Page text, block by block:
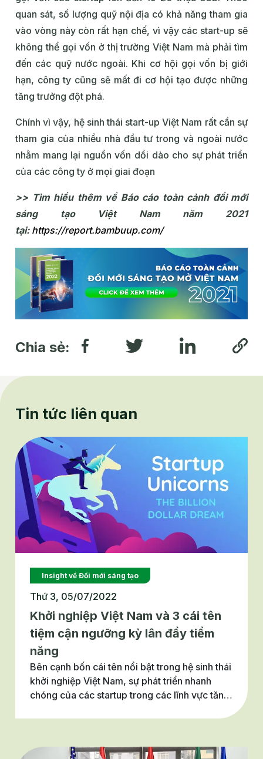
quan sát, số lượng quỹ nội địa có khả năng tham gia
vào vòng này còn rất hạn chế, vì vậy các start-up sẽ
không thể gọi vốn ở thị trường Việt Nam mà phải tìm
đến các quỹ nước ngoài. Khi cơ hội gọi vốn bị giới
hạn, công ty cũng sẽ mất đi cơ hội tạo được những
tăng trưởng đột phá.
Chính vì vậy, hệ sinh thái start-up Việt Nam rất cần sự
tham gia của nhiều nhà đầu tư trong và ngoài nước
nhằm mang lại nguồn vốn dồi dào cho sự phát triển
của các công ty ở mọi giai đoạn
>> Tìm hiểu thêm về Báo cáo toàn cảnh đổi mới
sáng tạo Việt Nam năm 2021
tại: https://report.bambuup.com/
Chia sẻ:
Tin tức liên quan
Insight về Đổi mới sáng tạo
Thứ 3, 05/07/2022
Khởi nghiệp Việt Nam và 3 cái tên
tiệm cận ngưỡng kỳ lân đầy tiềm
năng
Bên cạnh bốn cái tên nổi bật trong hệ sinh thái
khởi nghiệp Việt Nam, sự phát triển nhanh
chóng của các startup trong các lĩnh vực tăng
vốn đầu tư khủng trong tương lai.